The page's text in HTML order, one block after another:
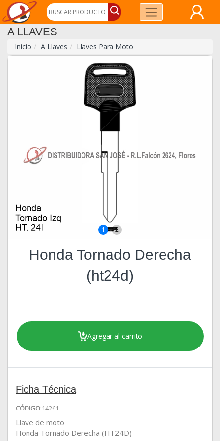
A LLAVES
Inicio A Llaves Llaves Para Moto
1 2
Honda Tornado Derecha
(ht24d)
Agregar al carrito
Ficha Técnica
CÓDIGO:14261
Llave de moto
Honda Tornado Derecha (HT24D)